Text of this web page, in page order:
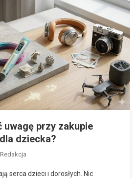
uwagę przy zakupie
dziecka?
Redakcja
serca dzieci i dorosłych. Nic